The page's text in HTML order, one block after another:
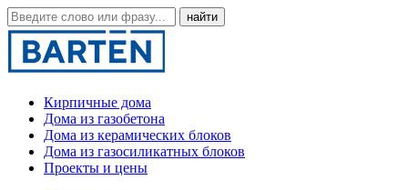
Кирпичные дома
Дома из газобетона
Дома из керамических блоков
Дома из газосиликатных блоков
Проекты и цены